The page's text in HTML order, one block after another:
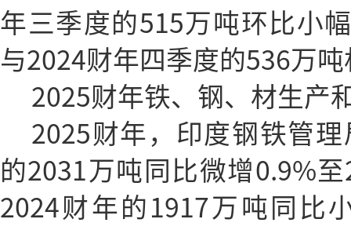
年三季度的515万吨环比小
与2024财年四季度的536万
2025财年铁、钢、材生产
2025财年，印度钢铁管
的2031万吨同比微增0.9%
2024财年的1917万吨同比